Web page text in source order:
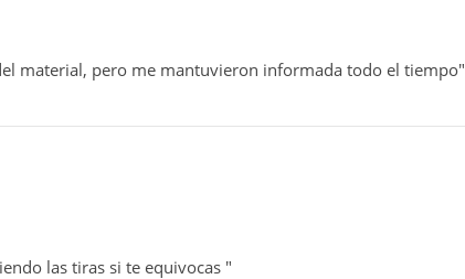
material, pero me mantuvieron informada todo el tiempo"
las tiras si te equivocas "